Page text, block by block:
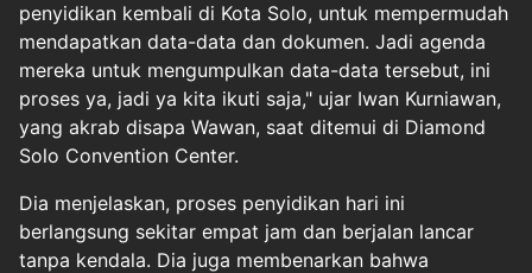
penyidikan kembali di Kota Solo, untuk mempermudah
mendapatkan data-data dan dokumen. Jadi agenda
mereka untuk mengumpulkan data-data tersebut, ini
proses ya, jadi ya kita ikuti saja," ujar Iwan Kurniawan,
yang akrab disapa Wawan, saat ditemui di Diamond
Solo Convention Center.
Dia menjelaskan, proses penyidikan hari ini
berlangsung sekitar empat jam dan berjalan lancar
tanpa kendala. Dia juga membenarkan bahwa